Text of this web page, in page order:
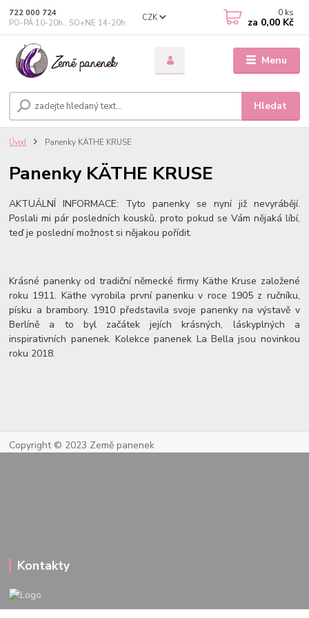
Menu
CZK
Hledat
722 000 724
PO-PÁ 10-20h., SO+NE 14-20h.
0 ks
za 0,00 Kč
Úvod Panenky KÄTHE KRUSE
Panenky KÄTHE KRUSE
AKTUÁLNÍ INFORMACE: Tyto panenky se nyní již nevyrábějí.
Poslali mi pár posledních kousků, proto pokud se Vám nějaká líbí,
teď je poslední možnost si nějakou pořídit.
Krásné panenky od tradiční německé firmy Käthe Kruse založené
roku 1911. Käthe vyrobila první panenku v roce 1905 z ručníku,
písku a brambory. 1910 představila svoje panenky na výstavě v
Berlíně a to byl začátek jejích krásných, láskyplných a
inspirativních panenek. Kolekce panenek La Bella jsou novinkou
roku 2018.
Copyright © 2023 Země panenek
Kontakty